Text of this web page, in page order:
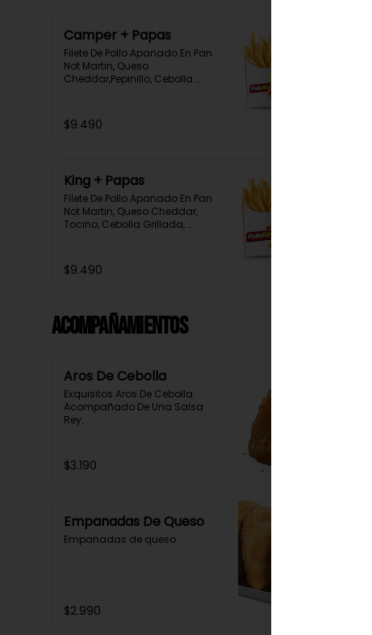
Camper + Papas
Filete De Pollo Apanado En Pan
Not Martin, Queso
Cheddar,Pepinillo, Cebolla
Papas Baston Y Una Salsa Rey.
$9.490
King + Papas
Filete De Pollo Apanado En Pan
Not Martin, Queso Cheddar,
Tocino, Cebolla Grillada,
Y Una Salsa Rey.
$9.490
Acompañamientos
Aros De Cebolla
Exquisitos Aros De Cebolla.
Acompañado De Una Salsa
Rey.
$3.190
Empanadas De Queso
Empanadas de queso
$2.990